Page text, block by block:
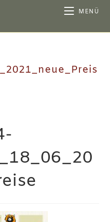
MENÜ